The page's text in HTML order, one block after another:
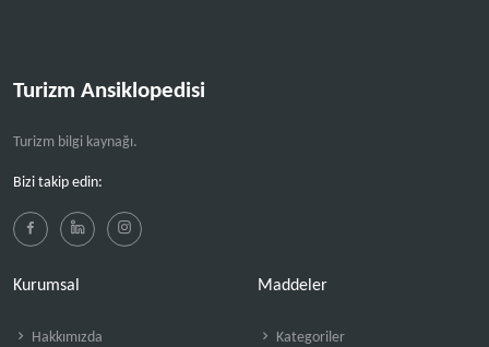
Turizm Ansiklopedisi
Turizm bilgi kaynağı.
Bizi takip edin:
Kurumsal
Hakkımızda
Maddeler
Kategoriler